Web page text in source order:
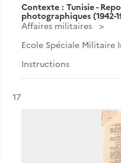
Contexte : Tunisie -
photographiques (1942-
Affaires militaires
Ecole Spéciale Militaire
Instructions
Résultat n°
17